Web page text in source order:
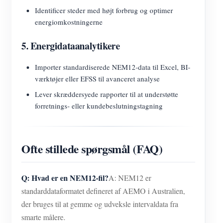
Identificer steder med højt forbrug og optimer
energiomkostningerne
5. Energidataanalytikere
Importer standardiserede NEM12-data til Excel, BI-
værktøjer eller EFSS til avanceret analyse
Lever skræddersyede rapporter til at understøtte
forretnings- eller kundebeslutningstagning
Ofte stillede spørgsmål (FAQ)
Q: Hvad er en NEM12-fil?A: NEM12 er
standarddataformatet defineret af AEMO i Australien,
der bruges til at gemme og udveksle intervaldata fra
smarte målere.